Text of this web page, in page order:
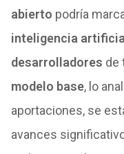
abierto podría
inteligencia
desarrolladores de
modelo base, lo
aportaciones, se
avances